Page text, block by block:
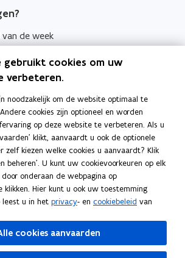
de week
taal
gebruikt cookies om uw
verbeteren.
noodzakelijk om de website optimaal te
cookies zijn optioneel en worden
op deze website te verbeteren. Als u
klikt, aanvaardt u ook de optionele
zelf kiezen welke cookies u aanvaardt? Klik
beheren'. U kunt uw cookievoorkeuren op elk
onderaan de webpagina op
klikken. Hier kunt u ook uw toestemming
leest u in het privacy- en cookiebeleid van
cookies aanvaarden